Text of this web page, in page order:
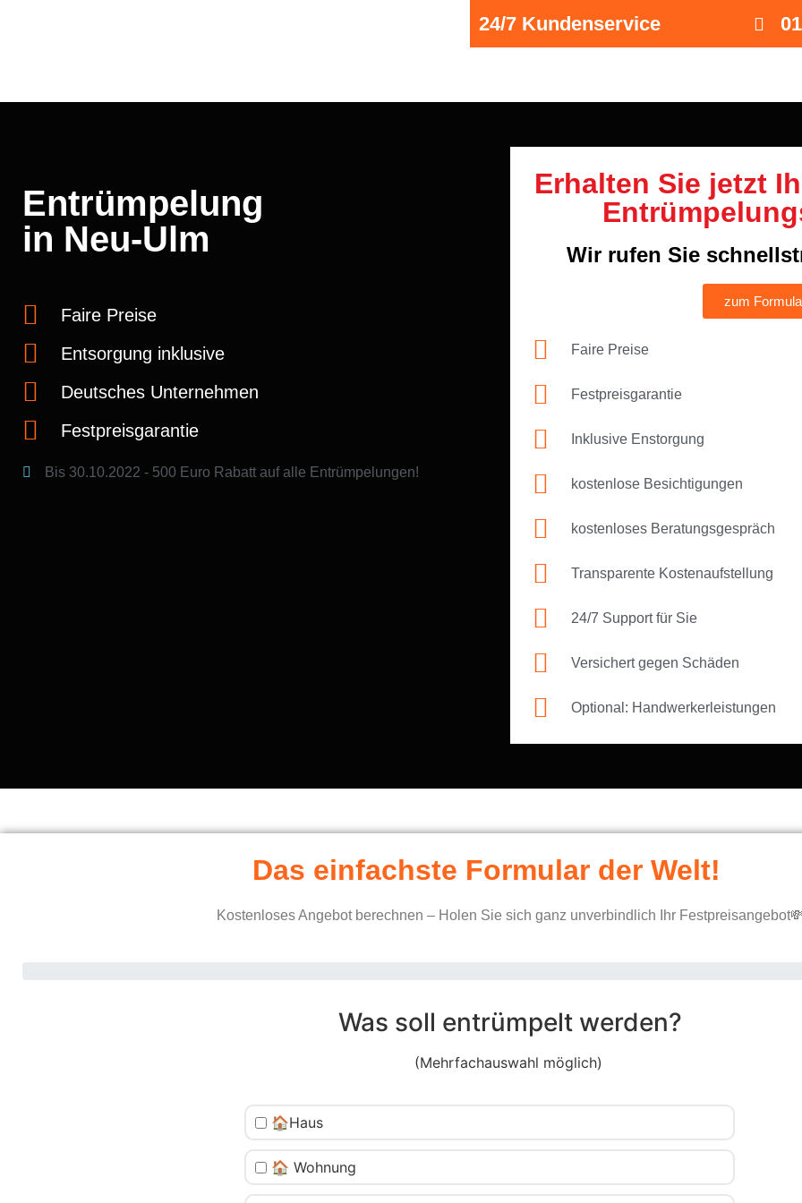
24/7 Kundenservice
Entrümpelung
in Neu-Ulm
Faire Preise
Entsorgung inklusive
Deutsches Unternehmen
Festpreisgarantie
Bis 30.10.2022 - 500 Euro Rabatt​ auf alle Entrümpelungen!
Erhalten Sie jetzt
Wir rufen Sie
zum
Faire Preise
Festpreisgarantie
Inklusive Enstorgung
kostenlose Besichtigungen
kostenloses Beratungsgespräch
Transparente Kostenaufstellung
24/7 Support für Sie
Versichert gegen Schäden
Optional: Handwerkerleistungen
Das einfachste Formular der Welt!
Kostenloses Angebot berechnen – Holen Sie sich ganz unverbindlich Ihr
Was soll entrümpelt werden?
(Mehrfachauswahl möglich)
🏠Haus
🏠 Wohnung